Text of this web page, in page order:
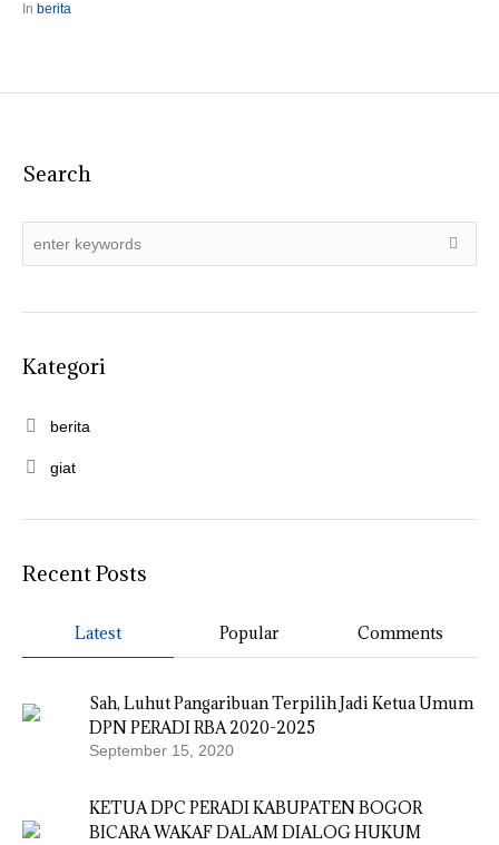
In berita
Search
Kategori
berita
giat
Recent Posts
Latest Popular Comments
Sah, Luhut Pangaribuan Terpilih Jadi Ketua Umum
DPN PERADI RBA 2020-2025
September 15, 2020
KETUA DPC PERADI KABUPATEN BOGOR
BICARA WAKAF DALAM DIALOG HUKUM